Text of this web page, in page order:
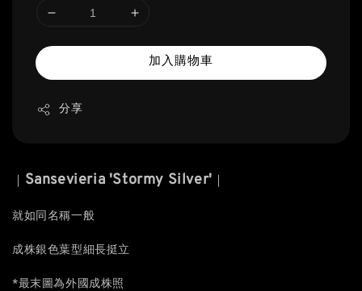
加入購物車
分享
Sansevieria 'Stormy Silver'
就如同名稱一般
成株銀色葉型細長挺立
*最末圖為外國成株照